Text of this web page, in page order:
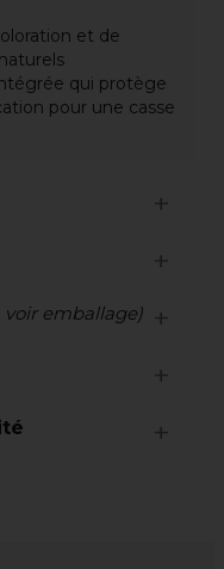
et de
qui protège
pour une casse
voir emballage)